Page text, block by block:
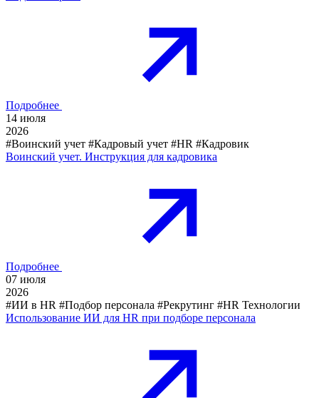
Подробнее
14 июля
2026
#Воинский учет #Кадровый учет #HR #Кадровик
Воинский учет. Инструкция для кадровика
Подробнее
07 июля
2026
#ИИ в HR #Подбор персонала #Рекрутинг #HR Технологии
Использование ИИ для HR при подборе персонала